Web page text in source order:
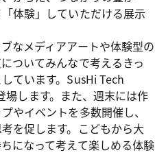
体験」していただける展示
なメディアアートや体験型の
ついてみんなで考えるきっ
ています。SusHi Tech
します。また、週末には作
やイベントを多数開催し、
を促します。こどもから大
になって考えて楽しめる体験